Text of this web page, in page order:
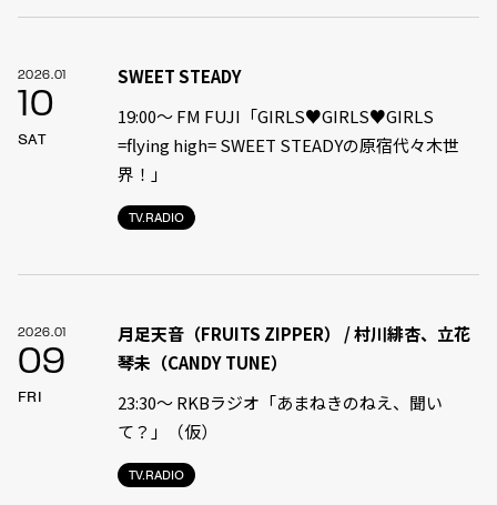
2026.01
10
SAT
TV.RADIO
SWEET STEADY
19:00〜 FM FUJI「GIRLS♥GIRLS♥GIRLS
=flying high= SWEET STEADYの原宿代々木世
界！」
2026.01
09
FRI
TV.RADIO
月足天音（FRUITS ZIPPER） / 村川緋杏、立花
琴未（CANDY TUNE）
23:30〜 RKBラジオ「あまねきのねえ、聞い
て？」（仮）